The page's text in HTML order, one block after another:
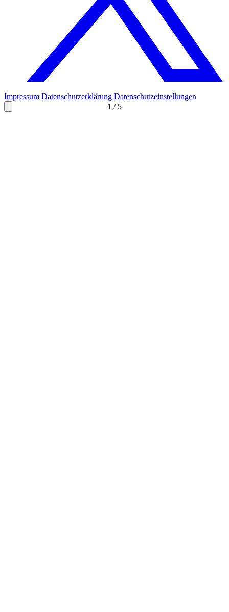
1 / 5
Impressum Datenschutzerklärung Datenschutzeinstellungen